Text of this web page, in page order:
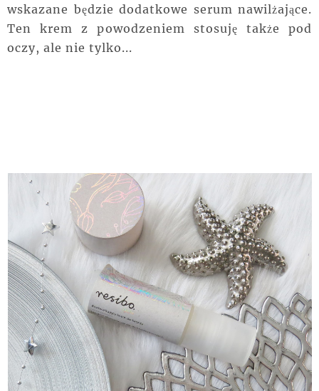
wskazane będzie dodatkowe serum nawilżające.
Ten krem z powodzeniem stosuję także pod
oczy, ale nie tylko...